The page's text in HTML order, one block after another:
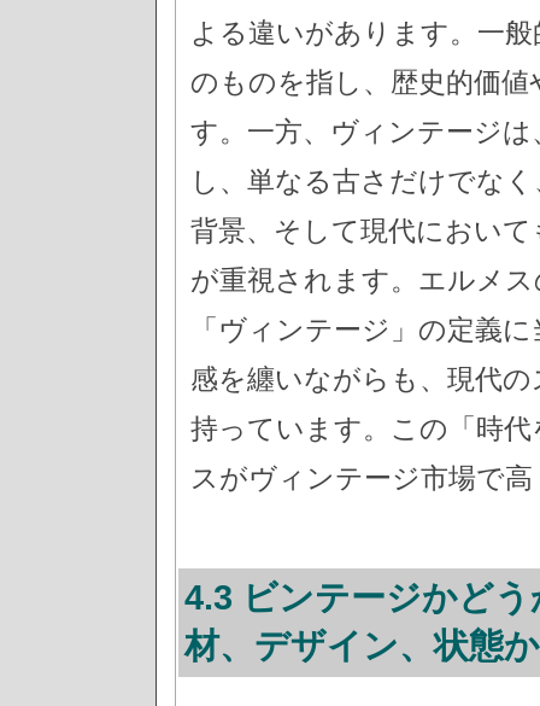
よる違いがあります。一
のものを指し、歴史的価
す。一方、ヴィンテージ
し、単なる古さだけでな
背景、そして現代におい
が重視されます。エルメ
「ヴィンテージ」の定義
感を纏いながらも、現代
持っています。この「時
スがヴィンテージ市場で
4.3 ビンテージかど
材、デザイン、状態